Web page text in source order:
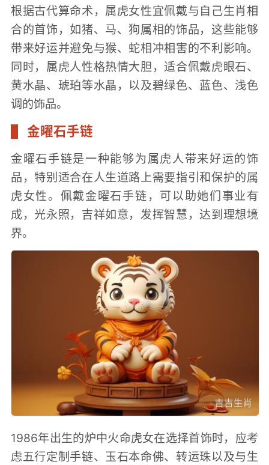
根据古代算命术，属虎女性宜佩戴与自己生肖相
合的首饰，如猪、马、狗属相的饰品，这些能够
带来好运并避免与猴、蛇相冲相害的不利影响。
同时，属虎人性格热情大胆，适合佩戴虎眼石、
黄水晶、琥珀等水晶，以及碧绿色、蓝色、浅色
调的饰品。
金曜石手链
金曜石手链是一种能够为属虎人带来好运的饰
品，特别适合在人生道路上需要指引和保护的属
虎女性。佩戴金曜石手链，可以助她们事业有
成，光永照，吉祥如意，发挥智慧，达到理想境
界。
1986年出生的炉中火命虎女在选择首饰时，应考
虑五行定制手链、玉石本命佛、转运珠以及与生